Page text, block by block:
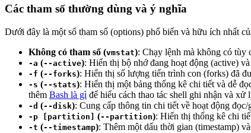
Các tham số thường dùng và ý nghĩa
Dưới đây là một số tham số (options) phổ biến và hữu ích nhất
Không có tham số (vmstat): Chạy lệnh mà không có tùy
-a (--active): Hiển thị bộ nhớ đang hoạt động (active)
-f (--forks): Hiển thị số lượng tiến trình con (forks) đã
-s (--stats): Hiển thị một bảng thống kê chi tiết và dễ
thêm Bash là gì để hiểu cách thao tác shell ghi nhận và xử
-d (--disk): Cung cấp thông tin chi tiết về hoạt động
-p [partition] (--partition): Hiển thị thống kê chi
-t (--timestamp): Thêm một dấu thời gian (timestamp)